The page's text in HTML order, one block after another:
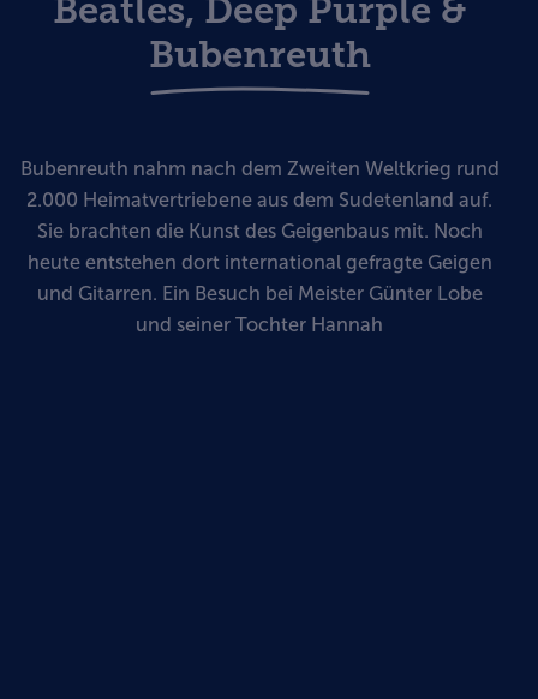
Beatles, Deep Purple &
Bubenreuth
Bubenreuth nahm nach dem Zweiten Weltkrieg rund
2.000 Heimatvertriebene aus dem Sudetenland auf.
Sie brachten die Kunst des Geigenbaus mit. Noch
heute entstehen dort international gefragte Geigen
und Gitarren. Ein Besuch bei Meister Günter Lobe
und seiner Tochter Hannah